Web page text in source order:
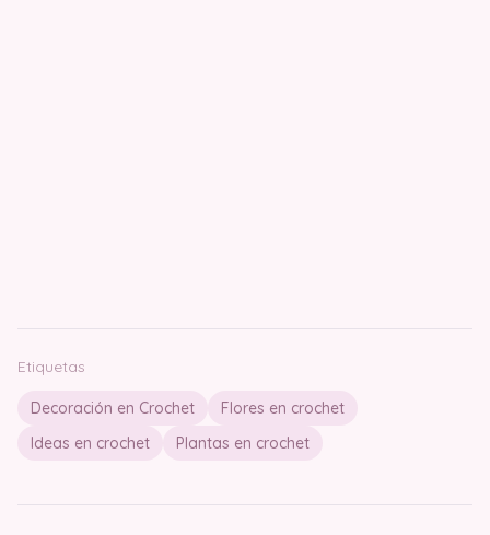
Etiquetas
Decoración en Crochet
Flores en crochet
Ideas en crochet
Plantas en crochet